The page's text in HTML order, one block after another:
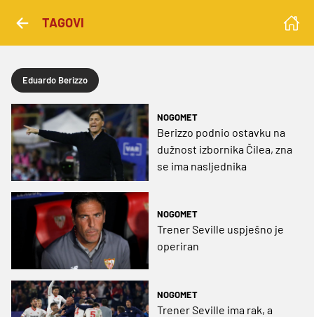
TAGOVI
Eduardo Berizzo
NOGOMET
Berizzo podnio ostavku na
dužnost izbornika Čilea, zna
se ima nasljednika
NOGOMET
Trener Seville uspješno je
operiran
NOGOMET
Trener Seville ima rak, a